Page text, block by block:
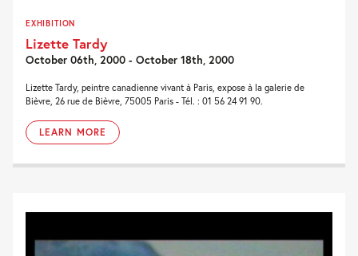
EXHIBITION
Lizette Tardy
October 06th, 2000 - October 18th, 2000
Lizette Tardy, peintre canadienne vivant à Paris, expose à la galerie de
Bièvre, 26 rue de Bièvre, 75005 Paris - Tél. : 01 56 24 91 90.
LEARN MORE